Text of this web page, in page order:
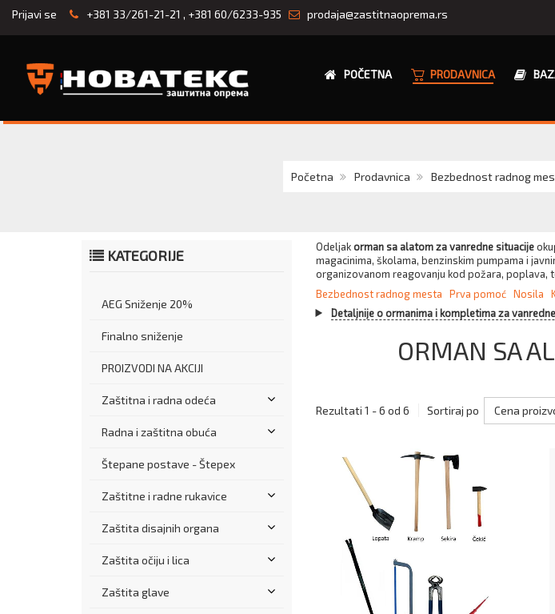
Prijavi se +381 33/261-21-21 , +381 60/6233-935 prodaja@zastitnaoprema.rs
POČETNA PRODAVNICA
Početna Prodavnica Bezbednost radnog
KATEGORIJE
AEG Sniženje 20%
Finalno sniženje
PROIZVODI NA AKCIJI
Zaštitna i radna odeća
Radna i zaštitna obuća
Štepane postave - Štepex
Zaštitne i radne rukavice
Zaštita disajnih organa
Zaštita očiju i lica
Zaštita glave
Odeljakorman sa alatom za vanredne situacije
magacinima, školama, benzinskim pumpama i
organizovanom reagovanju kod požara, poplava,
Bezbednost radnog mesta
Prva pomoć Nosila
Detaljnije o ormanima i kompletima za
ORMAN SA
Rezultati 1 - 6 od 6 Sortiraj po Cena